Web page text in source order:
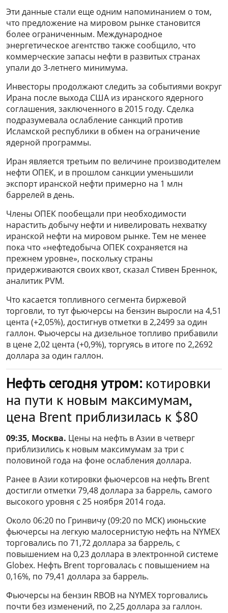
Эти данные стали еще одним напоминанием о том,
что предложение на мировом рынке становится
более ограниченным. Международное
энергетическое агентство также сообщило, что
коммерческие запасы нефти в развитых странах
упали до 3-летнего минимума.
Инвесторы продолжают следить за событиями вокруг
Ирана после выхода США из иранского ядерного
соглашения, заключенного в 2015 году. Сделка
подразумевала ослабление санкций против
Исламской республики в обмен на ограничение
ядерной программы.
Иран является третьим по величине производителем
нефти ОПЕК, и в прошлом санкции уменьшили
экспорт иранской нефти примерно на 1 млн
баррелей в день.
Члены ОПЕК пообещали при необходимости
нарастить добычу нефти и нивелировать нехватку
иранской нефти на мировом рынке. Тем не менее
пока что «нефтедобыча ОПЕК сохраняется на
прежнем уровне», поскольку страны
придерживаются своих квот, сказал Стивен Бреннок,
аналитик PVM.
Что касается топливного сегмента биржевой
торговли, то тут фьючерсы на бензин выросли на 4,51
цента (+2,05%), достигнув отметки в 2,2499 за один
галлон. Фьючерсы на дизельное топливо прибавили
в цене 2,02 цента (+0,9%), торгуясь в итоге по 2,2692
доллара за один галлон.
Нефть сегодня утром: котировки
на пути к новым максимумам,
цена Brent приблизилась к $80
09:35, Москва. Цены на нефть в Азии в четверг
приблизились к новым максимумам за три с
половиной года на фоне ослабления доллара.
Ранее в Азии котировки фьючерсов на нефть Brent
достигли отметки 79,48 доллара за баррель, самого
высокого уровня с 25 ноября 2014 года.
Около 06:20 по Гринвичу (09:20 по МСК) июньские
фьючерсы на легкую малосернистую нефть на NYMEX
торговались по 71,72 доллара за баррель, с
повышением на 0,23 доллара в электронной системе
Globex. Нефть Brent торговалась с повышением на
0,16%, по 79,41 доллара за баррель.
Фьючерсы на бензин RBOB на NYMEX торговались
почти без изменений, по 2,25 доллара за галлон.